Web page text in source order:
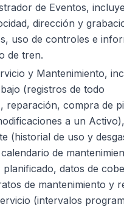
de Eventos,
dirección y
uso de controles e
de tren.
y Mantenimiento,
(registros de todo
reparación, compra de
a un
(historial de uso y
de
planificado, datos de
de mantenimiento y
(intervalos